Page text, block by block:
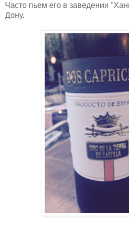
Часто пьем его в заведении
Дону.